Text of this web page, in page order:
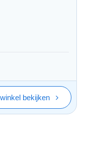
bekijken